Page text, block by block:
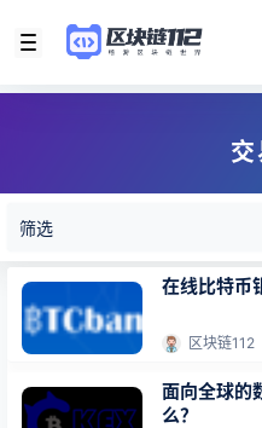
筛选
在线比特币
区块链112
面向全球的
么？